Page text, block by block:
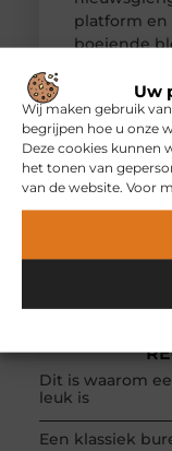
Uw
Wij maken gebruik
begrijpen hoe u onze
Deze cookies kunnen
het tonen van
van de website. Voor
Woning en
Dit is waarom
leuk is
Een klassiek
platform en
boeiende
vandaag